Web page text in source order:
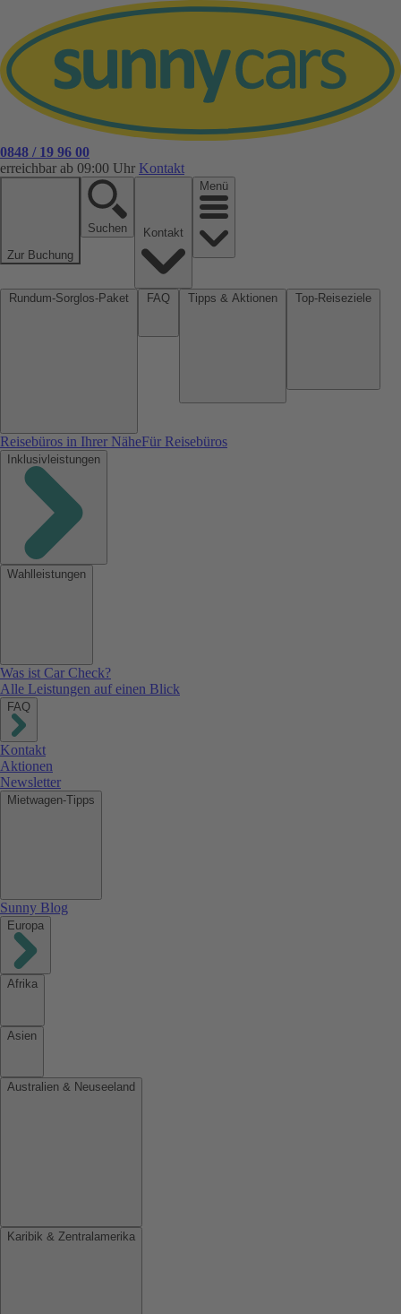
0848 / 19 96 00
erreichbar ab 09:00 Uhr Kontakt
Zur Buchung
Suchen
Menü
Reisebüros in Ihrer NäheFür Reisebüros
Inklusivleistungen
Wahlleistungen
Was ist Car Check?
Alle Leistungen auf einen Blick
FAQ
Kontakt
Aktionen
Newsletter
Mietwagen-Tipps
Sunny Blog
Europa
Afrika
Asien
Australien & Neuseeland
Karibik & Zentralamerika